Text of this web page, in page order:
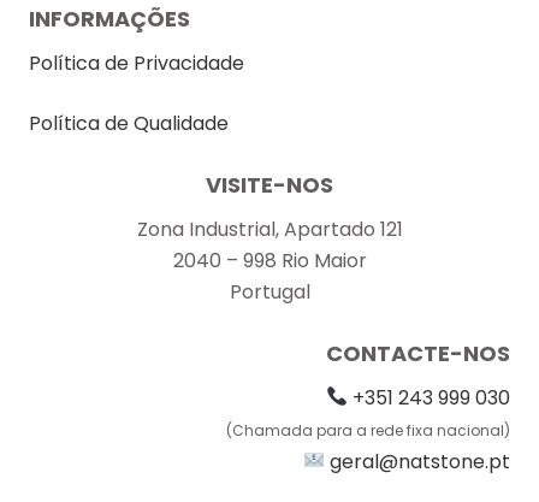
INFORMAÇÕES
Política de Privacidade
Política de Qualidade
VISITE-NOS
Zona Industrial, Apartado 121
2040 – 998 Rio Maior
Portugal
CONTACTE-NOS
+351 243 999 030
(Chamada para a rede fixa nacional)
geral@natstone.pt